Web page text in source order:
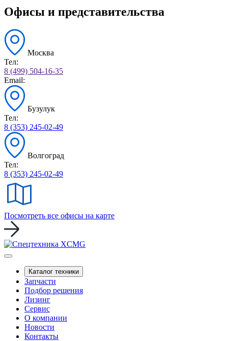
Офисы и представительства
Москва
Тел:
8 (499) 504-16-35
Email:
Бузулук
Тел:
8 (353) 245-02-49
Волгоград
Тел:
8 (353) 245-02-49
Посмотреть все офисы на карте
Каталог техники
Запчасти
Подбор решения
Лизинг
Сервис
О компании
Новости
Контакты